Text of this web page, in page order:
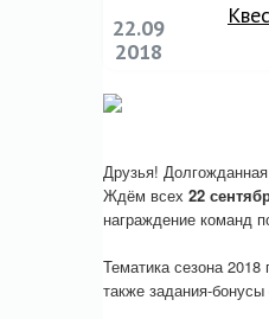
22.09
2018
Друзья!
Ждём всех 22
награждение команд
Тематика сезона
также задания-